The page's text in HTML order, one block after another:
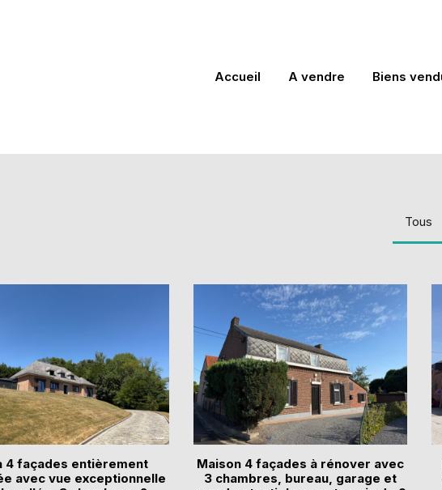
Accueil A vendre Biens
Tous
4 façades entièrement
avec vue exceptionnelle
Maison 4 façades à rénover avec
3 chambres, bureau, garage et